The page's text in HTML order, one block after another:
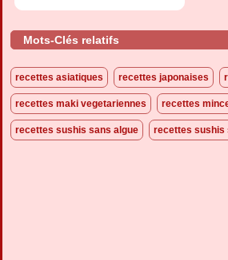
Mots-Clés relatifs
recettes asiatiques recettes japonaises
recettes maki vegetariennes recettes
recettes sushis sans algue recettes sushis